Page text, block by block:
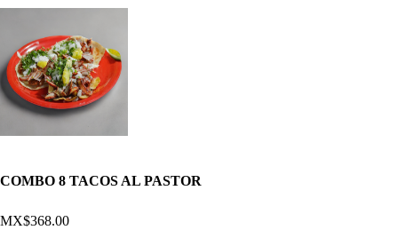
COMBO 8 TACOS AL PASTOR
MX$368.00